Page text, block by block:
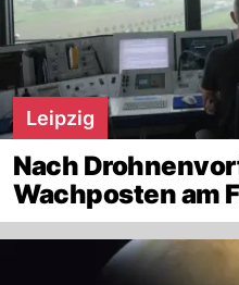
Leipzig
Nach
Wachposten am